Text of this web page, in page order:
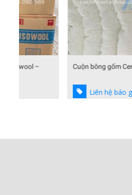
Cuộn bông gốm Ceramic
Liên hệ báo giá